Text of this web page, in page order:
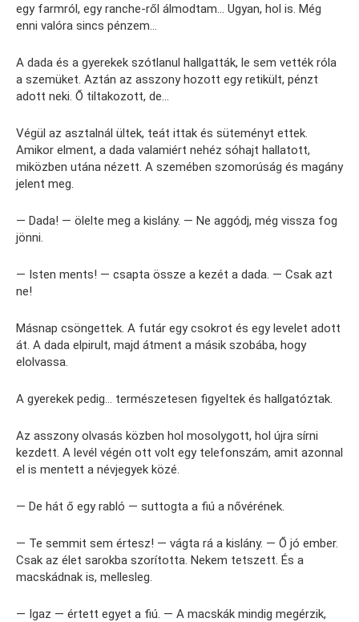
egy farmról, egy ranche-ről álmodtam… Ugyan, hol is. Még
enni valóra sincs pénzem…
A dada és a gyerekek szótlanul hallgatták, le sem vették róla
a szemüket. Aztán az asszony hozott egy retikült, pénzt
adott neki. Ő tiltakozott, de…
Végül az asztalnál ültek, teát ittak és süteményt ettek.
Amikor elment, a dada valamiért nehéz sóhajt hallatott,
miközben utána nézett. A szemében szomorúság és magány
jelent meg.
— Dada! — ölelte meg a kislány. — Ne aggódj, még vissza fog
jönni.
— Isten ments! — csapta össze a kezét a dada. — Csak azt
ne!
Másnap csöngettek. A futár egy csokrot és egy levelet adott
át. A dada elpirult, majd átment a másik szobába, hogy
elolvassa.
A gyerekek pedig… természetesen figyeltek és hallgatóztak.
Az asszony olvasás közben hol mosolygott, hol újra sírni
kezdett. A levél végén ott volt egy telefonszám, amit azonnal
el is mentett a névjegyek közé.
— De hát ő egy rabló — suttogta a fiú a nővérének.
— Te semmit sem értesz! — vágta rá a kislány. — Ő jó ember.
Csak az élet sarokba szorította. Nekem tetszett. És a
macskádnak is, mellesleg.
— Igaz — értett egyet a fiú. — A macskák mindig megérzik,